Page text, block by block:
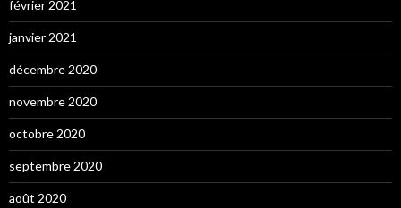
février 2021
janvier 2021
décembre 2020
novembre 2020
octobre 2020
septembre 2020
août 2020